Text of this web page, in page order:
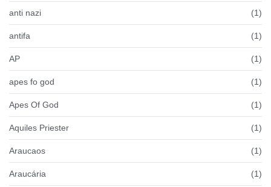
anti nazi (1)
antifa (1)
AP (1)
apes fo god (1)
Apes Of God (1)
Aquiles Priester (1)
Araucaos (1)
Araucária (1)